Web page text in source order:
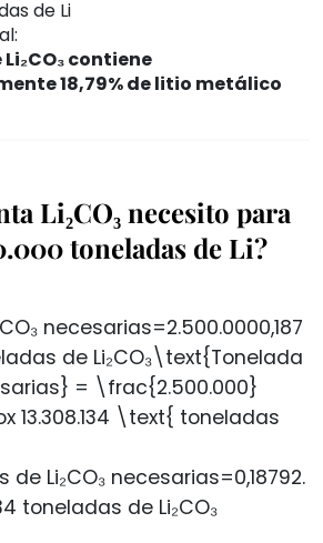
de Li
contiene
18,79% de litio metálico
Li₂CO₃ necesito para
toneladas de Li?
necesarias=2.500.0000,187
de Li₂CO₃\text{Tonelada
= \frac{2.500.000}
13.308.134 \text{ toneladas
de Li₂CO₃ necesarias=0,18792.
toneladas de Li₂CO₃